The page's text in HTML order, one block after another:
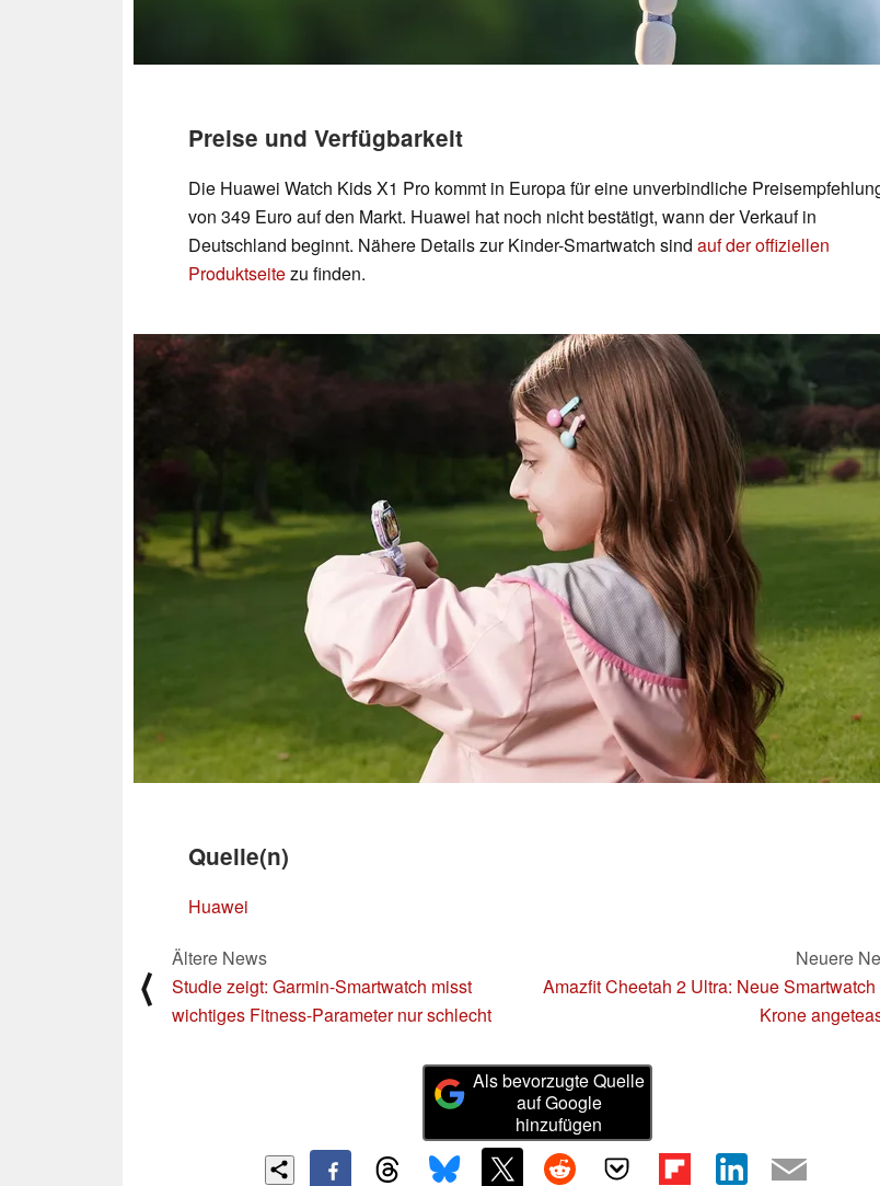
Preise und Verfügbarkeit
Die Huawei Watch Kids X1 Pro kommt in Europa für eine unverbindliche
von 349 Euro auf den Markt. Huawei hat noch nicht bestätigt, wann der Verkauf in
Deutschland beginnt. Nähere Details zur Kinder-Smartwatch sind auf der offiziellen
Produktseitezu finden.
Quelle(n)
Huawei
⟨
Ältere News
Studie zeigt: Garmin-Smartwatch misst
wichtiges Fitness-Parameter nur schlecht
Neuere
Amazfit Cheetah 2 Ultra: Neue Smartwatch
Krone
Als bevorzugte Quelle
auf Google
hinzufügen